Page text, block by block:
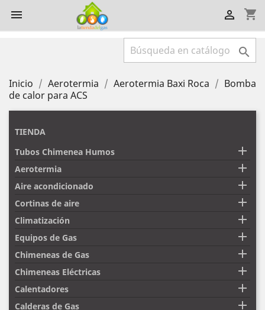
 shopping_cart


Inicio Aerotermia Aerotermia Baxi Roca
Bomba
de calor para ACS
TIENDA
Tubos Chimenea Humos

Aerotermia 
Aire acondicionado 
Cortinas de aire 
Climatización 
Equipos de Gas 
Chimeneas de Gas 
Chimeneas Eléctricas 
Calentadores 
Calderas de Gas 